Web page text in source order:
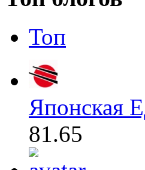
Топ
Японская
81.65